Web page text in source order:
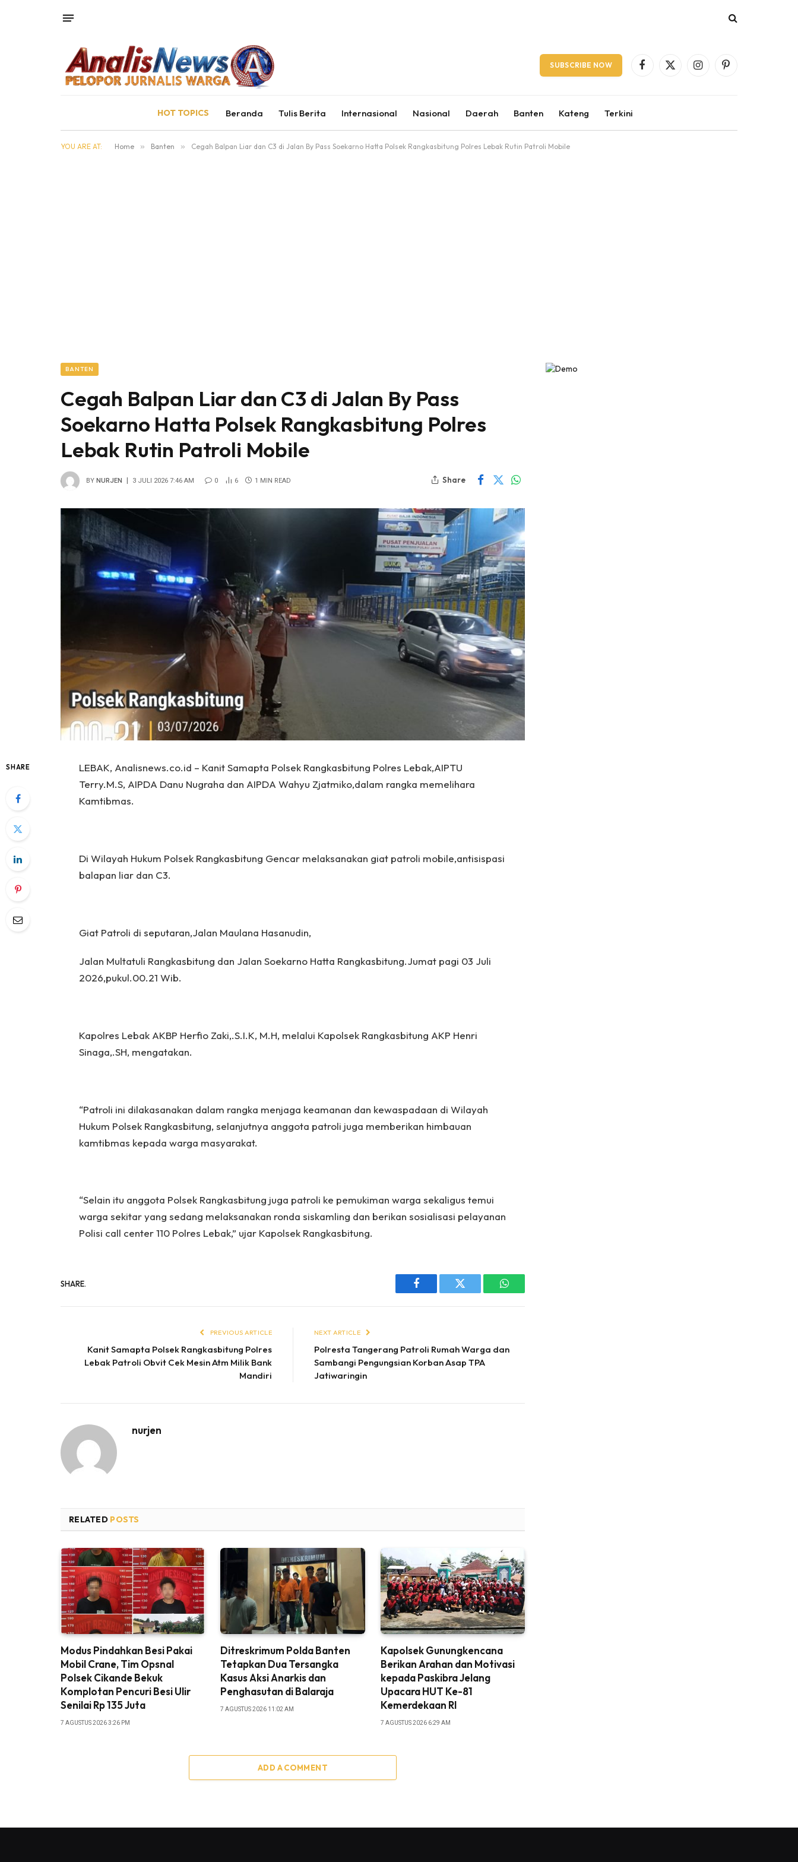
SUBSCRIBE NOW Facebook
X
InstagramPinterest
HOT TOPICS Beranda Tulis Berita Internasional Nasional Daerah Banten Kateng Terkini
YOU ARE AT: Home » Banten » Cegah Balpan Liar dan C3 di Jalan By Pass Soekarno Hatta Polsek Rangkasbitung Polres Lebak Rutin Patroli Mobile
BANTEN
Cegah Balpan Liar dan C3 di Jalan By Pass
Soekarno Hatta Polsek Rangkasbitung Polres
Lebak Rutin Patroli Mobile
BY NURJEN 3 JULI 2026 7:46 AM 0 6 1 MIN READ Share
SHARE
LEBAK, Analisnews.co.id – Kanit Samapta Polsek Rangkasbitung Polres Lebak,AIPTU
Terry.M.S, AIPDA Danu Nugraha dan AIPDA Wahyu Zjatmiko,dalam rangka memelihara
Kamtibmas.
Di Wilayah Hukum Polsek Rangkasbitung Gencar melaksanakan giat patroli mobile,antisispasi
balapan liar dan C3.
Giat Patroli di seputaran,Jalan Maulana Hasanudin,
Jalan Multatuli Rangkasbitung dan Jalan Soekarno Hatta Rangkasbitung.Jumat pagi 03 Juli
2026,pukul.00.21 Wib.
Kapolres Lebak AKBP Herfio Zaki,.S.I.K, M.H, melalui Kapolsek Rangkasbitung AKP Henri
Sinaga,.SH, mengatakan.
“Patroli ini dilakasanakan dalam rangka menjaga keamanan dan kewaspadaan di Wilayah
Hukum Polsek Rangkasbitung, selanjutnya anggota patroli juga memberikan himbauan
kamtibmas kepada warga masyarakat.
“Selain itu anggota Polsek Rangkasbitung juga patroli ke pemukiman warga sekaligus temui
warga sekitar yang sedang melaksanakan ronda siskamling dan berikan sosialisasi pelayanan
Polisi call center 110 Polres Lebak,” ujar Kapolsek Rangkasbitung.
SHARE.
Facebook Twitter WhatsApp
PREVIOUS ARTICLE
Kanit Samapta Polsek Rangkasbitung Polres
Lebak Patroli Obvit Cek Mesin Atm Milik Bank
Mandiri
NEXT ARTICLE
Polresta Tangerang Patroli Rumah Warga dan
Sambangi Pengungsian Korban Asap TPA
Jatiwaringin
nurjen
RELATED POSTS
Modus Pindahkan Besi Pakai
Mobil Crane, Tim Opsnal
Polsek Cikande Bekuk
Komplotan Pencuri Besi Ulir
Senilai Rp 135 Juta
7 AGUSTUS 2026 3:26 PM
Ditreskrimum Polda Banten
Tetapkan Dua Tersangka
Kasus Aksi Anarkis dan
Penghasutan di Balaraja
7 AGUSTUS 2026 11:02 AM
‎Kapolsek Gunungkencana
Berikan Arahan dan Motivasi
kepada Paskibra Jelang
Upacara HUT Ke-81
Kemerdekaan RI
7 AGUSTUS 2026 6:29 AM
ADD A COMMENT